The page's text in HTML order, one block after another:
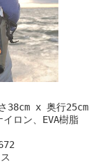
38cm x 奥行25cm
ロン、EVA樹脂